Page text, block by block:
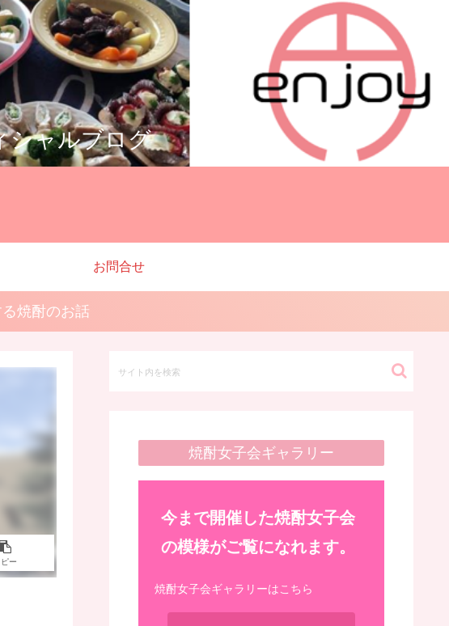
シャルブログ
お問合せ
焼酎のお話
ー
焼酎女子会ギャラリー
今まで開催した焼酎女子会
の模様がご覧になれます。
焼酎女子会ギャラリーはこちら